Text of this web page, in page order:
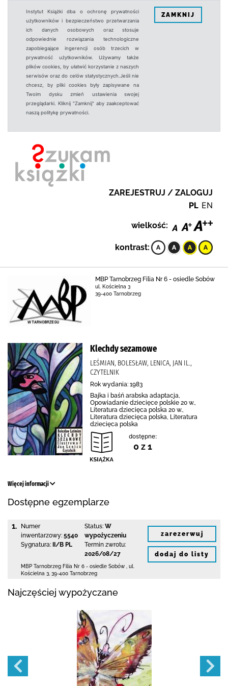
Instytut Książki dba o ochronę prywatności
użytkowników i bezpieczeństwo przetwarzania
ich danych osobowych oraz stosuje
odpowiednie rozwiązania technologiczne
zapobiegające ingerencji osób trzecich w
prywatność użytkowników. Używamy także
plików cookies, by ułatwić korzystanie z naszych
serwisów oraz do celów statystycznych.Jeśli nie
chcesz, by pliki cookies były zapisywane na
Twoim dysku zmień ustawienia swojej
przeglądarki. Kliknij "Zamknij" aby zaakceptować
naszą politykę prywatności.
ZAMKNIJ
ZAREJESTRUJ / ZALOGUJ
PL EN
wielkość:
kontrast:
MBP Tarnobrzeg Filia Nr 6 - osiedle Sobów
ul. Kościelna 3
39-400 Tarnobrzeg
Klechdy sezamowe
LEŚMIAN, BOLESŁAW, LENICA, JAN IL.,
CZYTELNIK
Rok wydania: 1983
Bajka i baśń arabska adaptacja,
Opowiadanie dziecięce polskie 20 w.,
Literatura dziecięca polska 20 w.,
Literatura dziecięca polska, Literatura
dziecięca polska
dostępne:
0 z 1
Więcej informacji
Dostępne egzemplarze
1.
Numer
inwentarzowy: 5540
Sygnatura:
II/B PL
Status: W
wypożyczeniu
Termin zwrotu:
2026/08/27
MBP Tarnobrzeg Filia Nr 6 - osiedle Sobów
ul.
Kościelna 3 39-400 Tarnobrzeg
zarezerwuj
dodaj do listy
Najczęściej wypożyczane